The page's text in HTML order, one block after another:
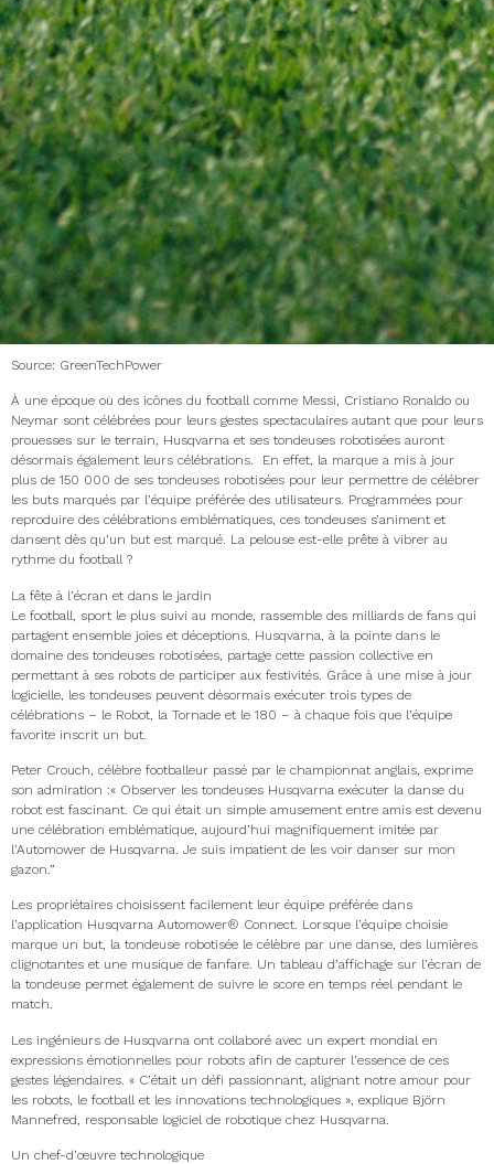
Source: GreenTechPower
À une époque où des icônes du football comme Messi, Cristiano Ronaldo ou
Neymar sont célébrées pour leurs gestes spectaculaires autant que pour leurs
prouesses sur le terrain, Husqvarna et ses tondeuses robotisées auront
désormais également leurs célébrations. ​ En effet, la marque a mis à jour
plus de 150 000 de ses tondeuses robotisées pour leur permettre de célébrer
les buts marqués par l’équipe préférée des utilisateurs. Programmées pour
reproduire des célébrations emblématiques, ces tondeuses s’animent et
dansent dès qu’un but est marqué. La pelouse est-elle prête à vibrer au
rythme du football ?
La fête à l’écran et dans le jardin
Le football, sport le plus suivi au monde, rassemble des milliards de fans qui
partagent ensemble joies et déceptions. Husqvarna, à la pointe dans le
domaine des tondeuses robotisées, partage cette passion collective en
permettant à ses robots de participer aux festivités. Grâce à une mise à jour
logicielle, les tondeuses peuvent désormais exécuter trois types de
célébrations – le Robot, la Tornade et le 180 – à chaque fois que l’équipe
favorite inscrit un but.
Peter Crouch, célèbre footballeur passé par le championnat anglais, exprime
son admiration :« Observer les tondeuses Husqvarna exécuter la danse du
robot est fascinant. Ce qui était un simple amusement entre amis est devenu
une célébration emblématique, aujourd’hui magnifiquement imitée par
l’Automower de Husqvarna. Je suis impatient de les voir danser sur mon
gazon.”
Les propriétaires choisissent facilement leur équipe préférée dans
l’application Husqvarna Automower® Connect. Lorsque l’équipe choisie
marque un but, la tondeuse robotisée le célèbre par une danse, des lumières
clignotantes et une musique de fanfare. Un tableau d’affichage sur l’écran de
la tondeuse permet également de suivre le score en temps réel pendant le
match. ​ ​ ​ ​
Les ingénieurs de Husqvarna ont collaboré avec un expert mondial en
expressions émotionnelles pour robots afin de capturer l’essence de ces
gestes légendaires. « C’était un défi passionnant, alignant notre amour pour
les robots, le football et les innovations technologiques », explique Björn
Mannefred, responsable logiciel de robotique chez Husqvarna.
Un chef-d’œuvre technologique